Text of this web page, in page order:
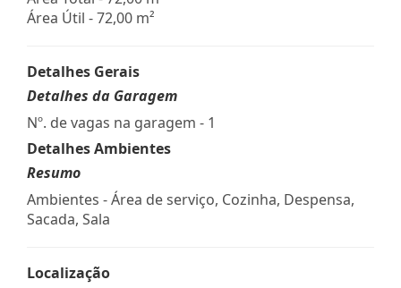
Área Útil - 72,00 m²
Detalhes Gerais
Detalhes da Garagem
Nº. de vagas na garagem - 1
Detalhes Ambientes
Resumo
Ambientes - Área de serviço, Cozinha, Despensa,
Sacada, Sala
Localização